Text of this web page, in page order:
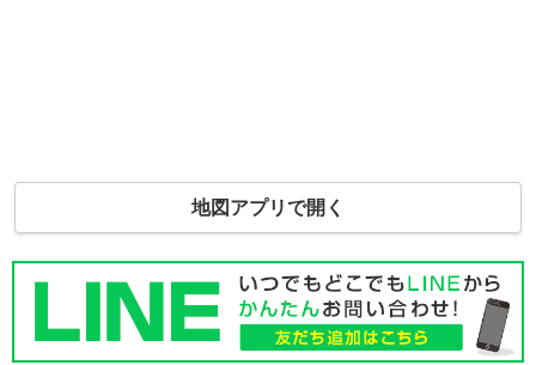
地図アプリで開く